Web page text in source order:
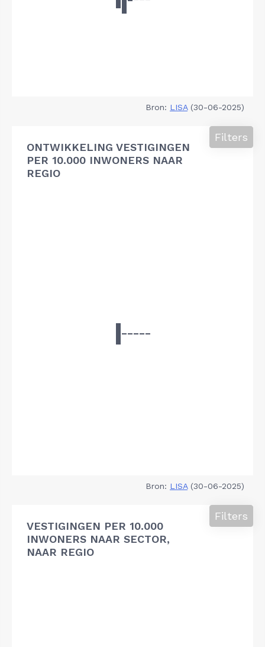
Bron: LISA(30-06-2025)
ONTWIKKELING VESTIGINGEN
PER 10.000 INWONERS NAAR
REGIO
Filters
Bron: LISA(30-06-2025)
VESTIGINGEN PER 10.000
INWONERS NAAR SECTOR,
NAAR REGIO
Filters